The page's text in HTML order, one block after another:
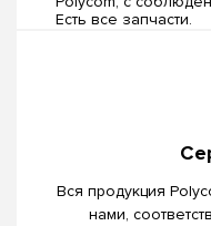
Есть все запчасти.
Вся продукция
нами,